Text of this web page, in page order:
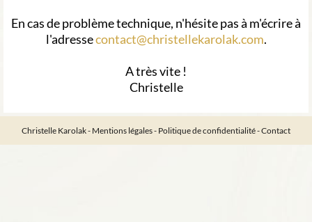
En cas de problème technique, n'hésite pas à m'écrire à
l'adressecontact@christellekarolak.com.
A très vite !
Christelle
Christelle Karolak - Mentions légales- Politique de confidentialité-Contact